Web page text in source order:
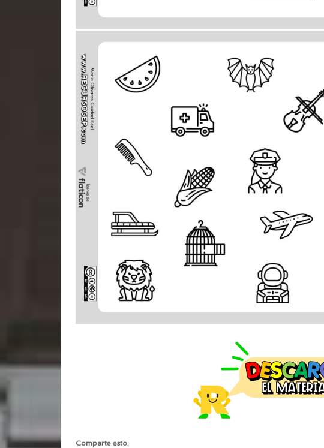
Comparte esto: